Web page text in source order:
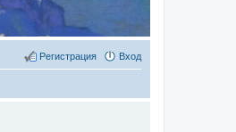
Вход
Регистрация